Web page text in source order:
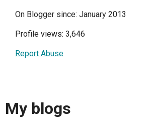
On Blogger since: January 2013
Profile views: 3,646
Report Abuse
My blogs